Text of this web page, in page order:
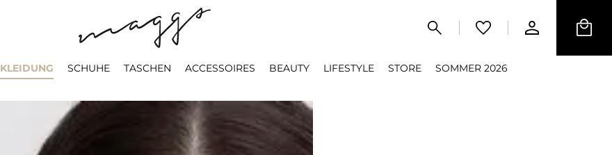
KLEIDUNG SCHUHE TASCHEN ACCESSOIRES BEAUTY LIFESTYLE STORE SOMMER 2026